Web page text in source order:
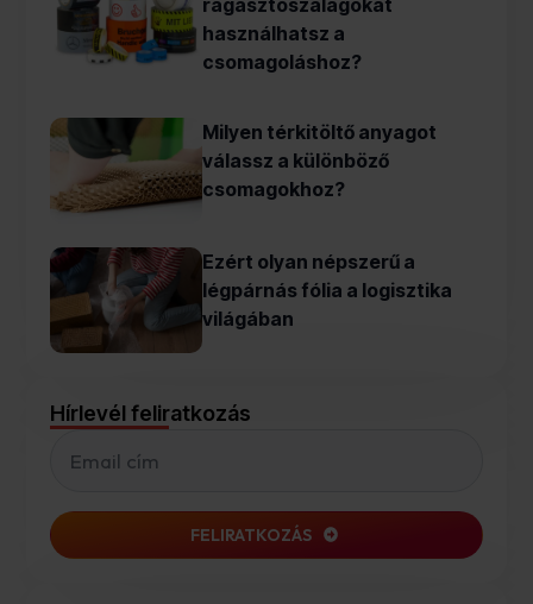
használhatsz a
csomagoláshoz?
Milyen térkitöltő anyagot
válassz a különböző
csomagokhoz?
Ezért olyan népszerű a
légpárnás fólia a logisztika
világában
Hírlevél feliratkozás
FELIRATKOZÁS